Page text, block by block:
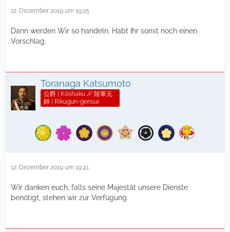
12. Dezember 2019 um 19:25
Dann werden Wir so handeln. Habt Ihr sonst noch einen
Vorschlag.
Toranaga Katsumoto
公爵 | Kōshaku // 陸軍元
帥 | Rikugun-gensui
12. Dezember 2019 um 19:41
Wir danken euch, falls seine Majestät unsere Dienste
benötigt, stehen wir zur Verfügung.